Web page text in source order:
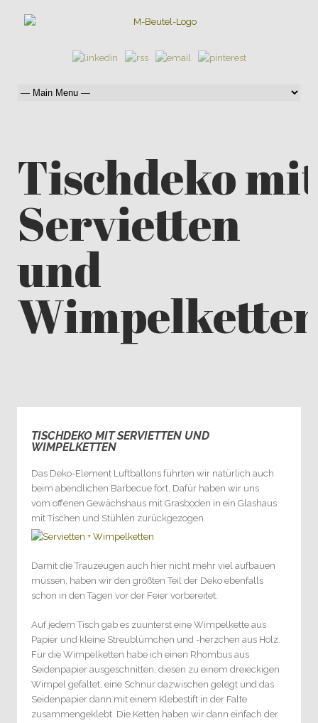
Tischdeko
Servietten
und
TISCHDEKO MIT SERVIETTEN UND
WIMPELKETTEN
Das Deko-Element Luftballons führten wir natürlich auch
beim abendlichen Barbecue fort. Dafür haben wir uns
vom offenen Gewächshaus mit Grasboden in ein Glashaus
mit Tischen und Stühlen zurückgezogen.
Damit die Trauzeugen auch hier nicht mehr viel aufbauen
müssen, haben wir den größten Teil der Deko ebenfalls
schon in den Tagen vor der Feier vorbereitet.
Auf jedem Tisch gab es zuunterst eine Wimpelkette aus
Papier und kleine Streublümchen und -herzchen aus Holz.
Für die Wimpelketten habe ich einen Rhombus aus
Seidenpapier ausgeschnitten, diesen zu einem dreieckigen
Wimpel gefaltet, eine Schnur dazwischen gelegt und das
Seidenpapier dann mit einem Klebestift in der Falte
zusammengeklebt. Die Ketten haben wir dann einfach der